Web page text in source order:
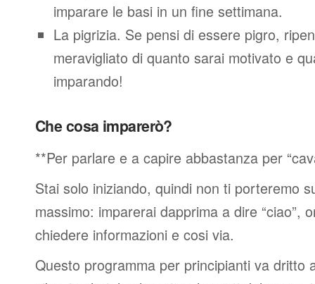
imparare le basi in un fine settimana.
La pigrizia. Se pensi di essere pigro,
meravigliato di quanto sarai motivato e
imparando!
Che cosa imparerò?
**Per parlare e a capire abbastanza per
Stai solo iniziando, quindi non ti porteremo
massimo: imparerai dapprima a dire “ciao”,
chiedere informazioni e cosi via.
Questo programma per principianti va dritto